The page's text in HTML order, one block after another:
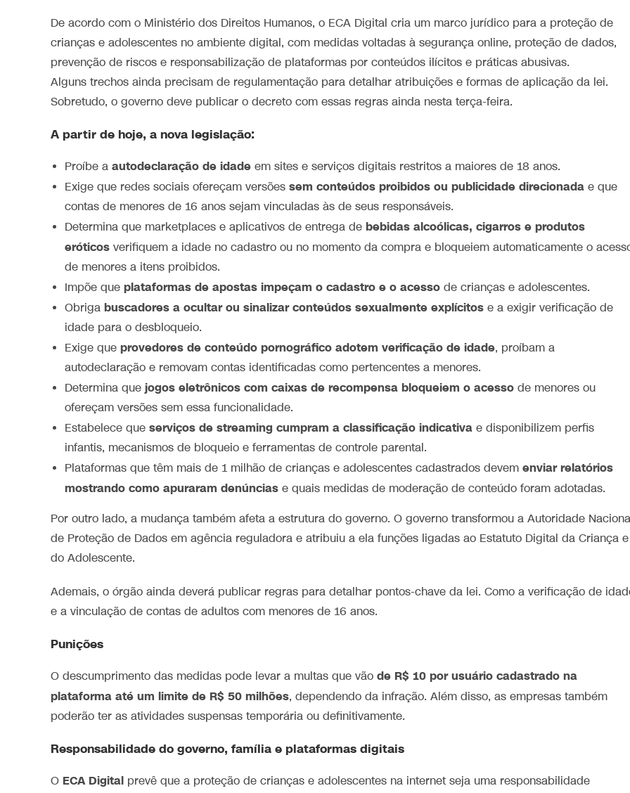
De acordo com o Ministério dos Direitos Humanos, o ECA Digital cria um marco jurídico para a proteção de
crianças e adolescentes no ambiente digital, com medidas voltadas à segurança online, proteção de dados,
prevenção de riscos e responsabilização de plataformas por conteúdos ilícitos e práticas abusivas.
Alguns trechos ainda precisam de regulamentação para detalhar atribuições e formas de aplicação da lei.
Sobretudo, o governo deve publicar o decreto com essas regras ainda nesta terça-feira.
A partir de hoje, a nova legislação:
Proíbe a autodeclaração de idade em sites e serviços digitais restritos a maiores de 18 anos.
Exige que redes sociais ofereçam versões sem conteúdos proibidos ou publicidade direcionada e que
contas de menores de 16 anos sejam vinculadas às de seus responsáveis.
Determina que marketplaces e aplicativos de entrega de bebidas alcoólicas, cigarros e produtos
eróticos verifiquem a idade no cadastro ou no momento da compra e bloqueiem automaticamente o
de menores a itens proibidos.
Impõe que plataformas de apostas impeçam o cadastro e o acesso de crianças e adolescentes.
Obriga buscadores a ocultar ou sinalizar conteúdos sexualmente explícitos e a exigir verificação de
idade para o desbloqueio.
Exige que provedores de conteúdo pornográfico adotem verificação de idade, proíbam a
autodeclaração e removam contas identificadas como pertencentes a menores.
Determina quejogos eletrônicos com caixas de recompensa bloqueiem o acesso de menores ou
ofereçam versões sem essa funcionalidade.
Estabelece que serviços de streaming cumpram a classificação indicativa e disponibilizem perfis
infantis, mecanismos de bloqueio e ferramentas de controle parental.
Plataformas que têm mais de 1 milhão de crianças e adolescentes cadastrados devem enviar relatórios
mostrando como apuraram denúncias e quais medidas de moderação de conteúdo foram adotadas.
Por outro lado, a mudança também afeta a estrutura do governo. O governo transformou a Autoridade
de Proteção de Dados em agência reguladora e atribuiu a ela funções ligadas ao Estatuto Digital da Criança e
do Adolescente.
Ademais, o órgão ainda deverá publicar regras para detalhar pontos-chave da lei. Como a verificação de
e a vinculação de contas de adultos com menores de 16 anos.
Punições
O descumprimento das medidas pode levar a multas que vão de R$ 10 por usuário cadastrado na
plataforma até um limite de R$ 50 milhões, dependendo da infração. Além disso, as empresas também
poderão ter as atividades suspensas temporária ou definitivamente.
Responsabilidade do governo, família e plataformas digitais
O ECA Digital prevê que a proteção de crianças e adolescentes na internet seja uma responsabilidade